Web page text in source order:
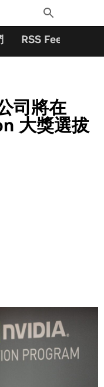
Toggle
Search
RSS Feeds
司將在
大獎選拔